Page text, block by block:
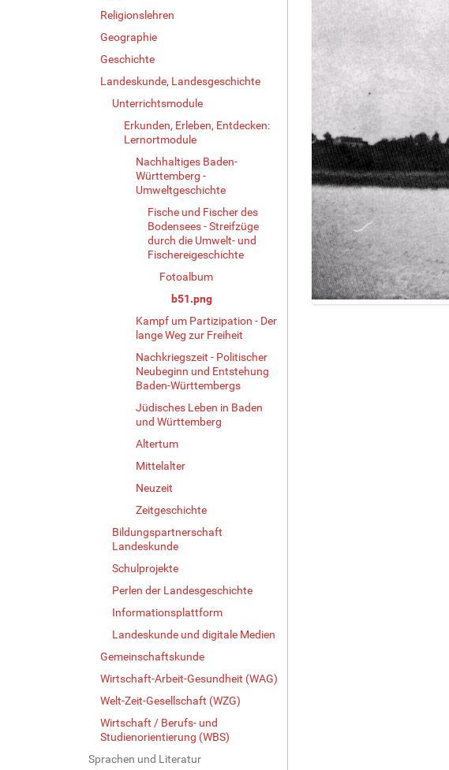
Religionslehren
Geographie
Geschichte
Landeskunde, Landesgeschichte
Unterrichtsmodule
Erkunden, Erleben, Entdecken:
Lernortmodule
Nachhaltiges Baden-
Württemberg -
Umweltgeschichte
Fische und Fischer des
Bodensees - Streifzüge
durch die Umwelt- und
Fischereigeschichte
Fotoalbum
b51.png
Kampf um Partizipation - Der
lange Weg zur Freiheit
Nachkriegszeit - Politischer
Neubeginn und Entstehung
Baden-Württembergs
Jüdisches Leben in Baden
und Württemberg
Altertum
Mittelalter
Neuzeit
Zeitgeschichte
Bildungspartnerschaft
Landeskunde
Schulprojekte
Perlen der Landesgeschichte
Informationsplattform
Landeskunde und digitale Medien
Gemeinschaftskunde
Wirtschaft-Arbeit-Gesundheit (WAG)
Welt-Zeit-Gesellschaft (WZG)
Wirtschaft / Berufs- und
Studienorientierung (WBS)
Sprachen und Literatur